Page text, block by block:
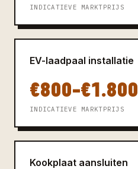
INDICATIEVE MARKTPRIJS
EV-laadpaal installatie
€800–€1.800
INDICATIEVE MARKTPRIJS
Kookplaat aansluiten